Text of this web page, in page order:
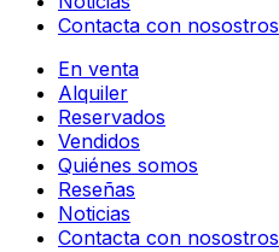
Contacta con nosostros
En venta
Alquiler
Reservados
Vendidos
Quiénes somos
Reseñas
Noticias
Contacta con nosostros